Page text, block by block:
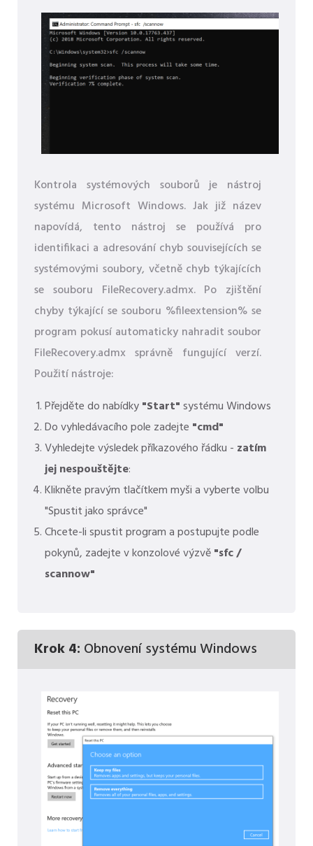
Kontrola systémových souborů je nástroj
systému Microsoft Windows. Jak již název
napovídá, tento nástroj se používá pro
identifikaci a adresování chyb souvisejících se
systémovými soubory, včetně chyb týkajících
se souboru FileRecovery.admx. Po zjištění
chyby týkající se souboru %fileextension% se
program pokusí automaticky nahradit soubor
FileRecovery.admx správně fungující verzí.
Použití nástroje:
Přejděte do nabídky"Start"systému Windows
Do vyhledávacího pole zadejte "cmd"
Vyhledejte výsledek příkazového řádku - zatím
jej nespouštějte:
Klikněte pravým tlačítkem myši a vyberte volbu
"Spustit jako správce"
Chcete-li spustit program a postupujte podle
pokynů, zadejte v konzolové výzvě"sfc /
scannow"
Krok 4: Obnovení systému Windows